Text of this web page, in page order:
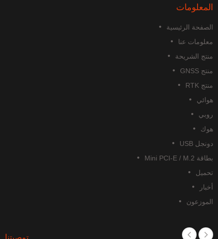
المعلومات
الصفحة الرئيسية
معلومات عنا
منتج الشريحة
منتج GNSS
منتج RTK
هوائي
روبي
هوك
دونجل USB
بطاقة Mini PCI-E / M.2
تحميل
أخبار
الموزعون